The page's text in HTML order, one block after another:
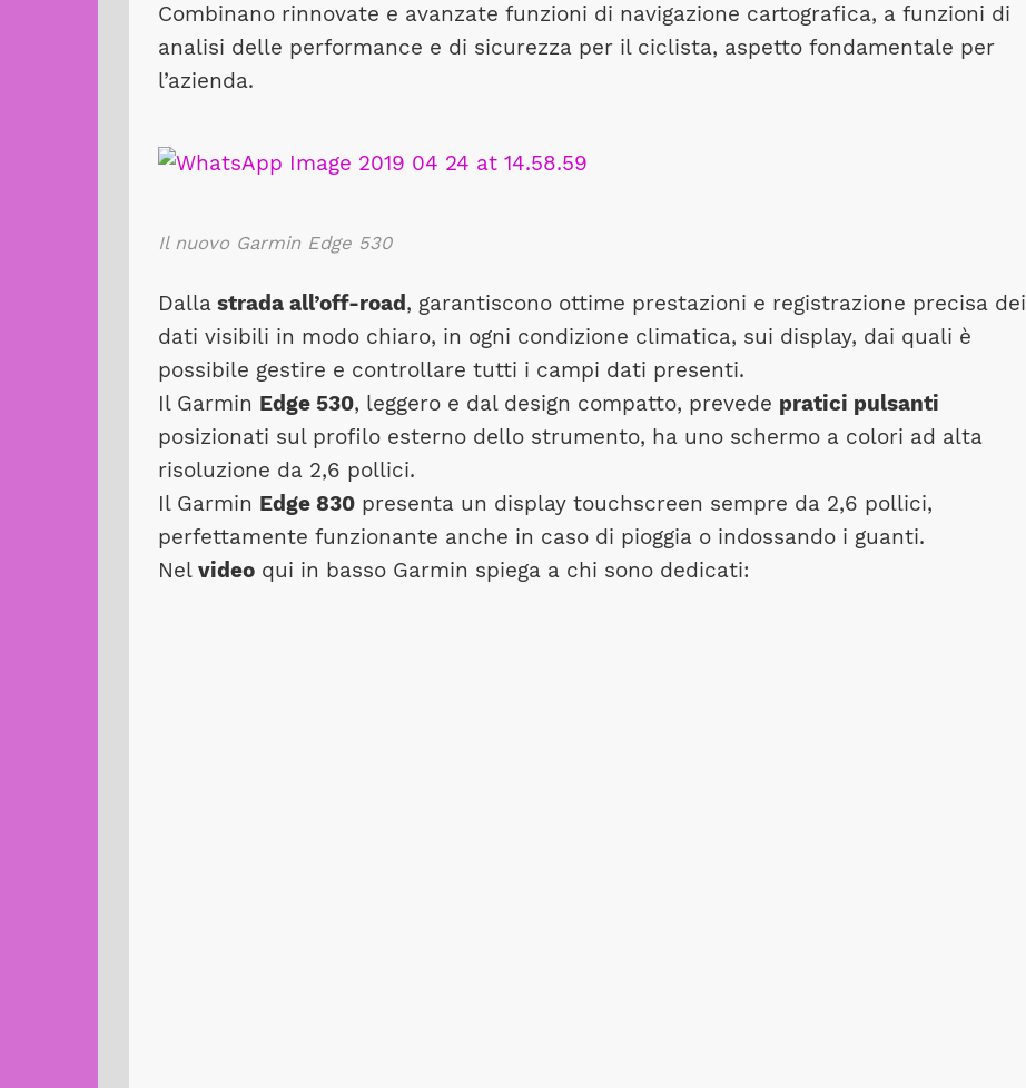
Combinano rinnovate e avanzate funzioni di navigazione cartografica, a funzioni di
analisi delle performance e di sicurezza per il ciclista, aspetto fondamentale per
l’azienda.
Il nuovo Garmin Edge 530
Dalla strada all’off-road , garantiscono ottime prestazioni e registrazione precisa dei
dati visibili in modo chiaro, in ogni condizione climatica, sui display, dai quali è
possibile gestire e controllare tutti i campi dati presenti.
Il Garmin Edge 530, leggero e dal design compatto, prevede pratici pulsanti
posizionati sul profilo esterno dello strumento, ha uno schermo a colori ad alta
risoluzione da 2,6 pollici.
Il Garmin Edge 830 presenta un display touchscreen sempre da 2,6 pollici,
perfettamente funzionante anche in caso di pioggia o indossando i guanti.
Nel video qui in basso Garmin spiega a chi sono dedicati: